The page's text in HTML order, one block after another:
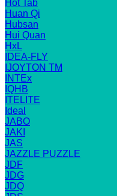
Hot Tab
Huan Qi
Hubsan
Hui Quan
HxL
IDEA-FLY
IJOYTON TM
INTEx
IQHB
ITELITE
Ideal
JABO
JAKI
JAS
JAZZLE PUZZLE
JDF
JDG
JDQ